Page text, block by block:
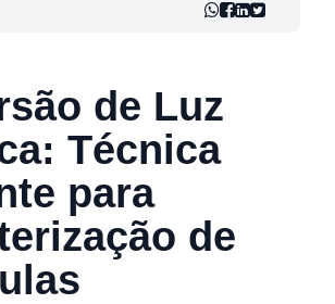
de Luz
Técnica
para
de